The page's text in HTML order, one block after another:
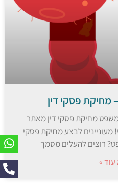
פסקי דין
מחיקת פסקי דין מאתר
לבצע מחיקת פסקי
רוצים להעלים מסמך
»